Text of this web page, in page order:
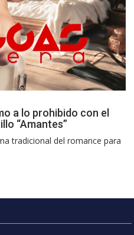
a lo prohibido con el
“Amantes”
tradicional del romance para